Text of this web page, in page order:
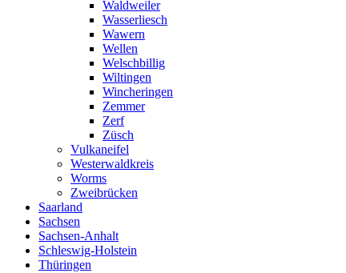
Waldweiler
Wasserliesch
Wawern
Wellen
Welschbillig
Wiltingen
Wincheringen
Zemmer
Zerf
Züsch
Vulkaneifel
Westerwaldkreis
Worms
Zweibrücken
Saarland
Sachsen
Sachsen-Anhalt
Schleswig-Holstein
Thüringen